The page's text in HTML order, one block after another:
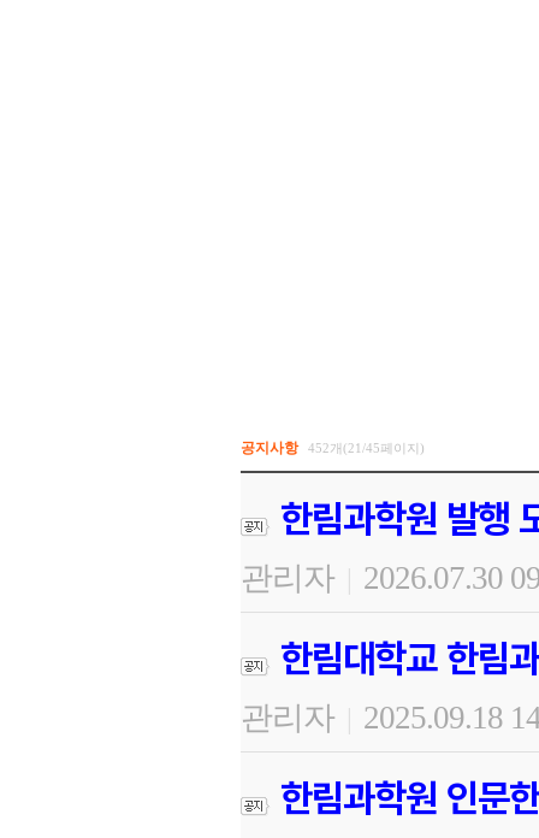
공지사항 452개(21/45페이지)
한림과학원 발행
관리자 | 2026.07.30
한림대학교 한림
관리자 | 2025.09.18
한림과학원 인문